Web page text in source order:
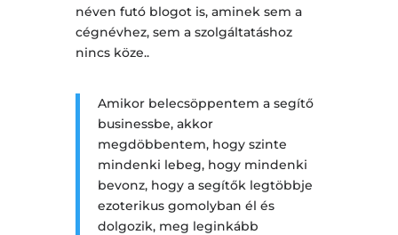
néven futó blogot is, aminek sem a
cégnévhez, sem a szolgáltatáshoz
nincs köze..
Amikor belecsöppentem a segítő
businessbe, akkor
megdöbbentem, hogy szinte
mindenki lebeg, hogy mindenki
bevonz, hogy a segítők legtöbbje
ezoterikus gomolyban él és
dolgozik, meg leginkább